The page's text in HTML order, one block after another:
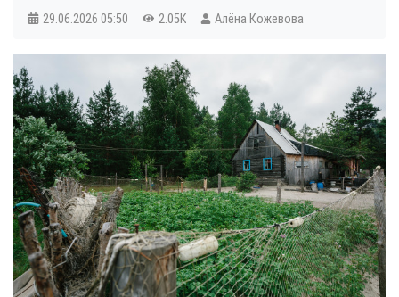
29.06.2026 05:50 2.05K Алёна Кожевова